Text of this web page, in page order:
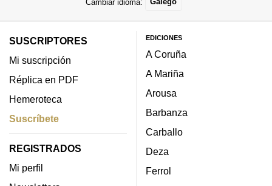
SUSCRIPTORES
Mi suscripción
Réplica en PDF
Hemeroteca
Suscríbete
REGISTRADOS
Mi perfil
EDICIONES
A Coruña
A Mariña
Arousa
Barbanza
Carballo
Deza
Ferrol